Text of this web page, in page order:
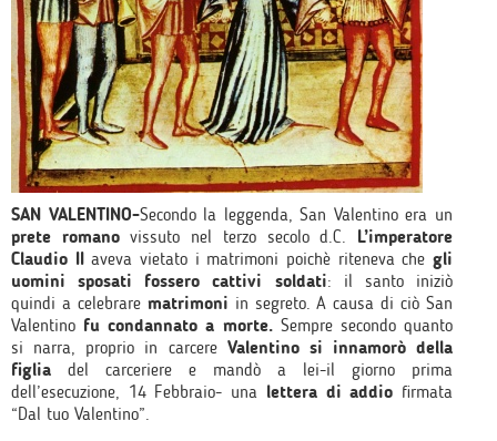
SAN VALENTINO-Secondo la leggenda, San Valentino era un
prete romanovissuto nel terzo secolo d.C. L’imperatore
Claudio IIaveva vietato i matrimoni poichè riteneva chegli
uomini sposati fossero cattivi soldati: il santo iniziò
quindi a celebrare matrimoni in segreto. A causa di ciò San
Valentino fu condannato a morte.Sempre secondo quanto
si narra, proprio in carcere Valentino si innamorò della
figlia del carceriere e mandò a lei-il giorno prima
dell’esecuzione, 14 Febbraio- una lettera di addio firmata
“Dal tuo Valentino”.